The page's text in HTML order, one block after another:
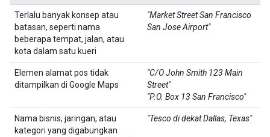
Terlalu banyak konsep atau
batasan, seperti nama
beberapa tempat, jalan, atau
kota dalam satu kueri
"Market Street San Francisco
San Jose Airport"
Elemen alamat pos tidak
ditampilkan di Google Maps
"C/O John Smith 123 Main
Street"
"P.O. Box 13 San Francisco"
Nama bisnis, jaringan, atau
kategori yang digabungkan
"Tesco di dekat Dallas, Texas"